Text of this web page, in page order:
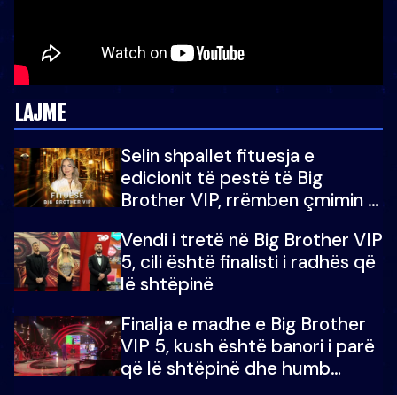
LAJME
Selin shpallet fituesja e
edicionit të pestë të Big
Brother VIP, rrëmben çmimin e
Vendi i tretë në Big Brother VIP
5, cili është finalisti i radhës që
lë shtëpinë
Finalja e madhe e Big Brother
VIP 5, kush është banori i parë
që lë shtëpinë dhe humb